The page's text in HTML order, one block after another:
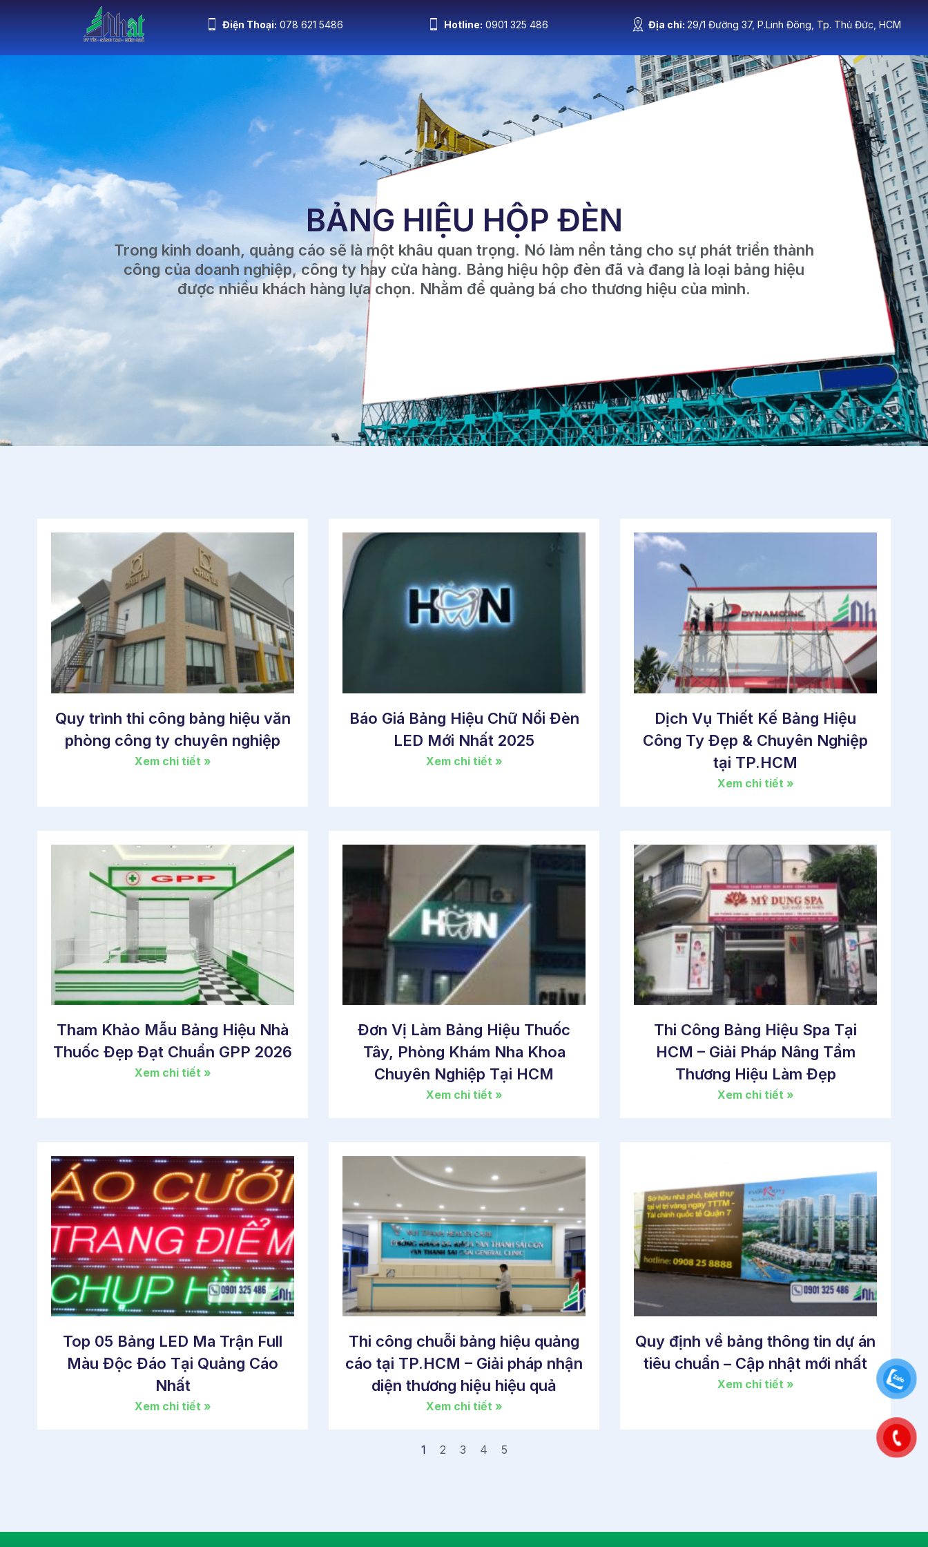
Điện Thoại: 078 621 5486 Hotline: 0901 325 486 Địa chỉ: 29/1 Đường 37, P.Linh Đông, Tp. Thủ Đức, HCM
Giới Thiệu Dịch Vụ Tin Tức Liên Hệ
BẢNG HIỆU HỘP ĐÈN
Trong kinh doanh, quảng cáo sẽ là một khâu quan trọng. Nó làm nền tảng cho sự phát triển thành
công của doanh nghiệp, công ty hay cửa hàng. Bảng hiệu hộp đèn đã và đang là loại bảng hiệu
được nhiều khách hàng lựa chọn. Nhằm để quảng bá cho thương hiệu của mình.
Quy trình thi công bảng hiệu văn
phòng công ty chuyên nghiệp
Xem chi tiết »
Báo Giá Bảng Hiệu Chữ Nổi Đèn
LED Mới Nhất 2025
Xem chi tiết »
Dịch Vụ Thiết Kế Bảng Hiệu
Công Ty Đẹp & Chuyên Nghiệp
tại TP.HCM
Xem chi tiết »
Tham Khảo Mẫu Bảng Hiệu Nhà
Thuốc Đẹp Đạt Chuẩn GPP 2026
Xem chi tiết »
Đơn Vị Làm Bảng Hiệu Thuốc
Tây, Phòng Khám Nha Khoa
Chuyên Nghiệp Tại HCM
Xem chi tiết »
Thi Công Bảng Hiệu Spa Tại
HCM – Giải Pháp Nâng Tầm
Thương Hiệu Làm Đẹp
Xem chi tiết »
Top 05 Bảng LED Ma Trận Full
Màu Độc Đáo Tại Quảng Cáo
Nhất
Xem chi tiết »
Thi công chuỗi bảng hiệu quảng
cáo tại TP.HCM – Giải pháp nhận
diện thương hiệu hiệu quả
Xem chi tiết »
Quy định về bảng thông tin dự án
tiêu chuẩn – Cập nhật mới nhất
Xem chi tiết »
1 2 3 4 5